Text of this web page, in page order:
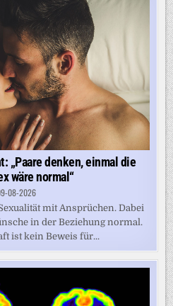
„Paare denken, einmal die
wäre normal“
08-2026
mit Ansprüchen. Dabei
in der Beziehung normal.
ist kein Beweis für...